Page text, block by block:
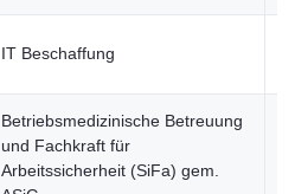
IT Beschaffung
Betriebsmedizinische Betreuung
und Fachkraft für
Arbeitssicherheit (SiFa) gem.